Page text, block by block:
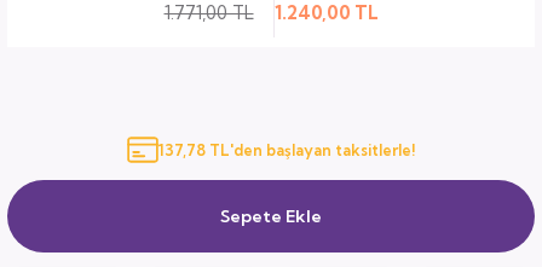
1.771,00 TL 1.240,00 TL
137,78 TL'den başlayan taksitlerle!
Sepete Ekle